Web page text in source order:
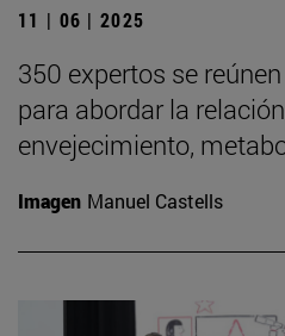
11 | 06 | 2025
350 expertos se
para abordar la
envejecimiento,
Imagen Manuel Castells